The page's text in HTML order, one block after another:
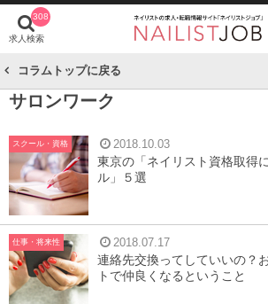
308
求人検索
コラムトップに戻る
サロンワーク
スクール・資格 2018.10.03
東京の「ネイリスト資格取得
ル」５選
仕事・将来性 2018.07.17
連絡先交換ってしていいの？
トで仲良くなるということ